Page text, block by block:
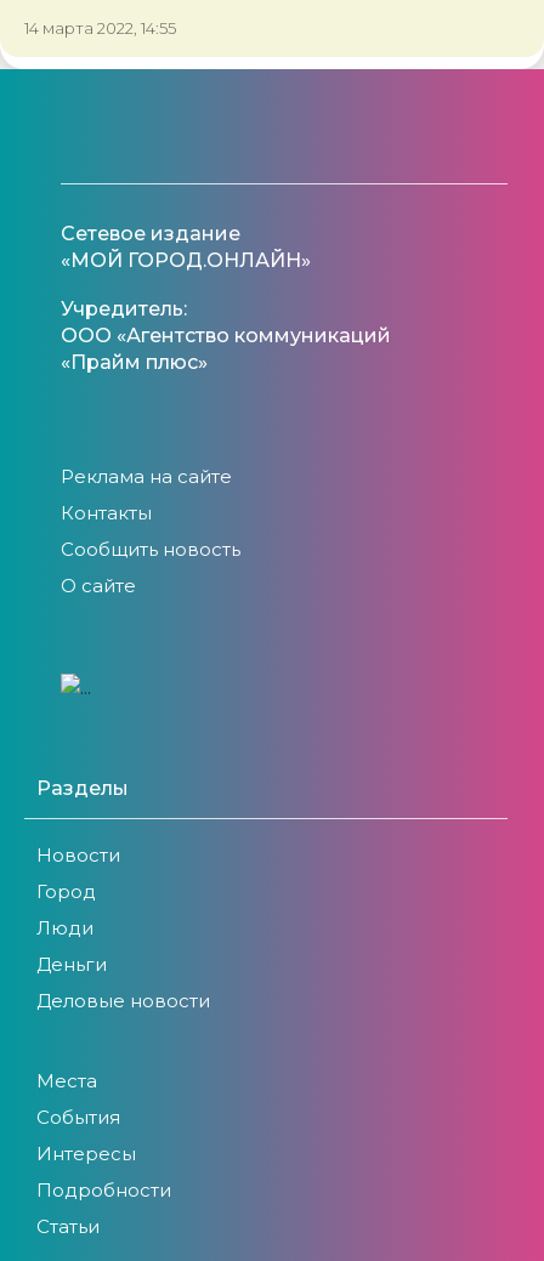
14 марта 2022, 14:55
Сетевое издание
«МОЙ ГОРОД.ОНЛАЙН»
Учредитель:
ООО «Агентство коммуникаций
«Прайм плюс»
Реклама на сайте
Контакты
Сообщить новость
О сайте
Разделы
Новости
Город
Люди
Деньги
Деловые новости
Места
События
Интересы
Подробности
Статьи